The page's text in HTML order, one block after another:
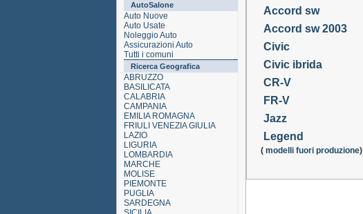
AutoSalone
Auto Nuove
Auto Usate
Noleggio Auto
Assicurazioni Auto
Tutti i comuni
Ricerca Geografica
ABRUZZO
BASILICATA
CALABRIA
CAMPANIA
EMILIA ROMAGNA
FRIULI VENEZIA GIULIA
LAZIO
LIGURIA
LOMBARDIA
MARCHE
MOLISE
PIEMONTE
PUGLIA
SARDEGNA
Accord sw
Accord sw 2003
Civic
Civic ibrida
CR-V
FR-V
Jazz
Legend
( modelli fuori produzione)